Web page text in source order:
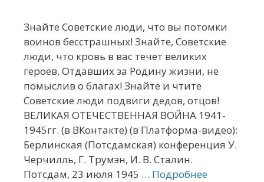
Знайте Советские люди, что вы потомки
воинов бесстрашных! Знайте, Советские
люди, что кровь в вас течет великих
героев, Отдавших за Родину жизни, не
помыслив о благах! Знайте и чтите
Советские люди подвиги дедов, отцов!
ВЕЛИКАЯ ОТЕЧЕСТВЕННАЯ ВОЙНА 1941-
1945гг. (в ВКонтакте) (в Платформа-видео):
Берлинская (Потсдамская) конференция У.
Черчилль, Г. Трумэн, И. В. Сталин.
Потсдам, 23 июля 1945 … Подробнее